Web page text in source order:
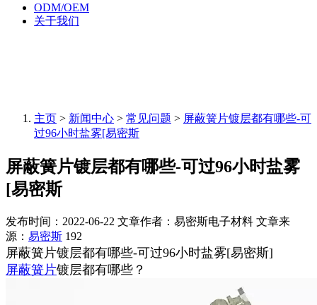
ODM/OEM
关于我们
主页 > 新闻中心 > 常见问题 > 屏蔽簧片镀层都有哪些-可
过96小时盐雾[易密斯
屏蔽簧片镀层都有哪些-可过96小时盐雾
[易密斯
发布时间：2022-06-22 文章作者：易密斯电子材料 文章来
源： 易密斯 192
屏蔽簧片镀层都有哪些-可过96小时盐雾[易密斯]
屏蔽簧片镀层都有哪些？